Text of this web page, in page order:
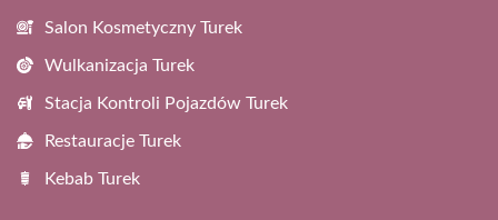
Salon Kosmetyczny Turek
Wulkanizacja Turek
Stacja Kontroli Pojazdów Turek
Restauracje Turek
Kebab Turek